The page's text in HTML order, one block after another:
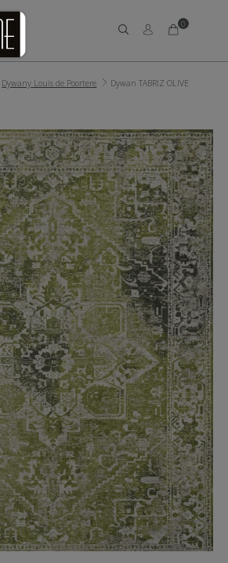
0
Dywany Louis de Poortere
Dywan TABRIZ OLIVE